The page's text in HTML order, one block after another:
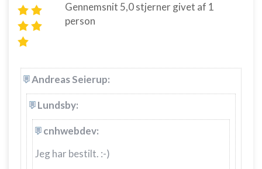
Gennemsnit 5,0stjerner givet af 1
person
Andreas Seierup:
Lundsby:
cnhwebdev:
Jeg har bestilt. :-)